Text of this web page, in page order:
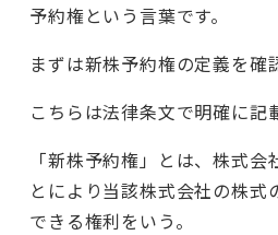
予約権という言葉です。
まずは新株予約権の定義を確
こちらは法律条文で明確に記
「新株予約権」とは、株式
とにより当該株式会社の株式
できる権利をいう。